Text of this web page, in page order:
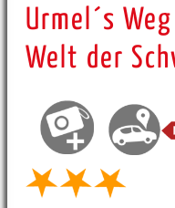
Urmel´s
Welt der